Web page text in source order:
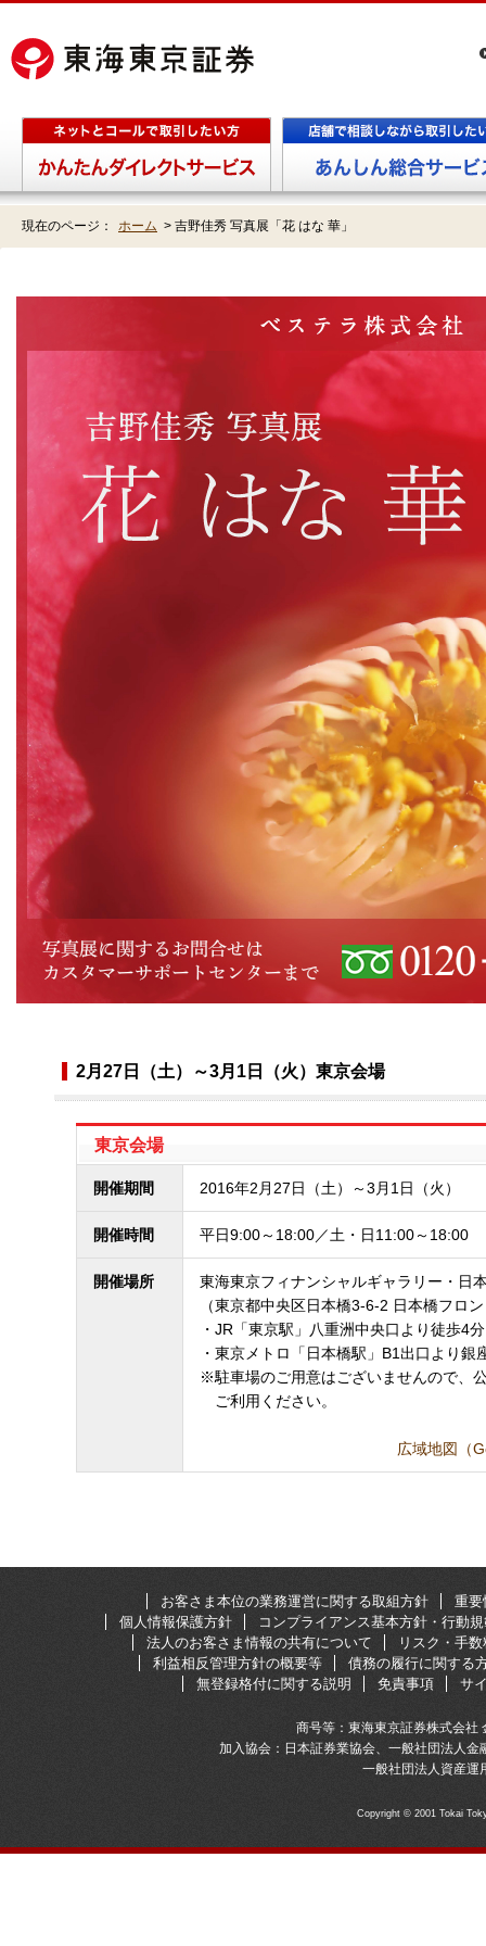
現在のページ： ホーム > 吉野佳秀 写真展「花 はな 華」
2月27日（土）～3月1日（火）東京会場
東京会場
開催期間 2016年2月27日（土）～3月1日（火）
開催時間 平日9:00～18:00／土・日11:00～18:00
開催場所
東海東京フィナンシャルギャラリー・日
（東京都中央区日本橋3-6-2 日本橋フロ
・JR「東京駅」八重洲中央口より徒歩4分
・東京メトロ「日本橋駅」B1出口より銀
※駐車場のご用意はございませんので、
ご利用ください。
広域地図（
お客さま本位の業務運営に関する取組方針
重要
個人情報保護方針
コンプライアンス基本方針・行動
法人のお客さま情報の共有について
リスク・手
利益相反管理方針の概要等
債務の履行に関する
無登録格付に関する説明
免責事項 サ
商号等：東海東京証券株式会社
加入協会：日本証券業協会、一般社団法人
一般社団法人資産運
Copyright © 2001 Tokai